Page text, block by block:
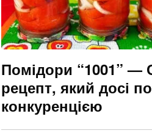
Помідори “1001” —
рецепт, який досі
конкуренцією